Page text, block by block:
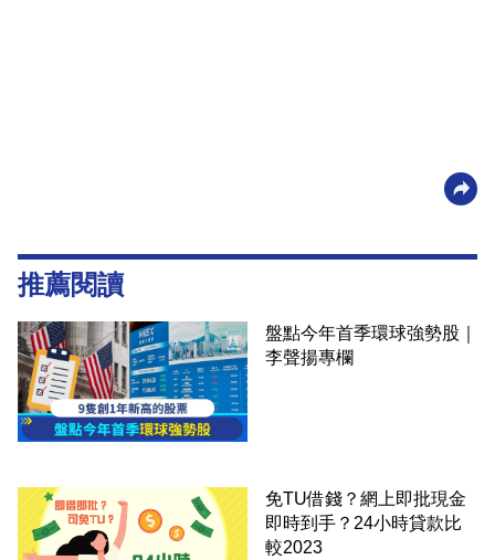
推薦閱讀
盤點今年首季環球強勢股｜
李聲揚專欄
免TU借錢？網上即批現金
即時到手？24小時貸款比
較2023